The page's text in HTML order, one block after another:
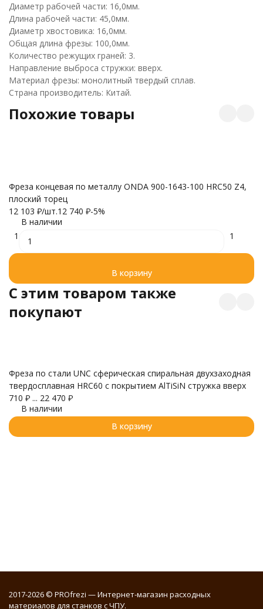
Диаметр рабочей части: 16,0мм.
Длина рабочей части: 45,0мм.
Диаметр хвостовика: 16,0мм.
Общая длина фрезы: 100,0мм.
Количество режущих граней: 3.
Направление выброса стружки: вверх.
Материал фрезы: монолитный твердый сплав.
Страна производитель: Китай.
Похожие товары
Фреза концевая по металлу ONDA 900-1643-100 HRC50 Z4,
плоский торец
12 103 ₽/шт.12 740 ₽-5%
В наличии
1
1
В корзину
C этим товаром также
покупают
Фреза по стали UNC сферическая спиральная двухзаходная
твердосплавная HRC60 с покрытием AlTiSiN стружка вверх
710 ₽ ... 22 470 ₽
В наличии
В корзину
2017-2026 © PROfrezi — Интернет-магазин расходных
материалов для станков с ЧПУ.